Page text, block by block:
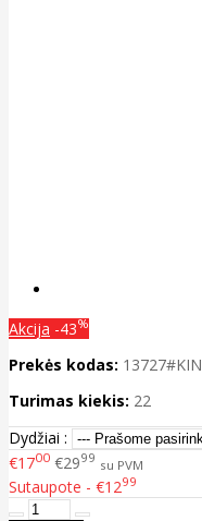
Akcija -43%
Prekės kodas:
Turimas kiekis: 22
Dydžiai :
€1700 €2999 su PVM
Sutaupote - €1299